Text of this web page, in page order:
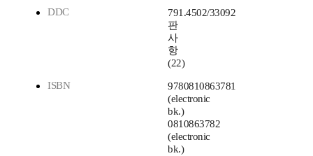
DDC
791.4502/33092
판
사
항
(22)
ISBN
9780810863781
(electronic
bk.)
0810863782
(electronic
bk.)